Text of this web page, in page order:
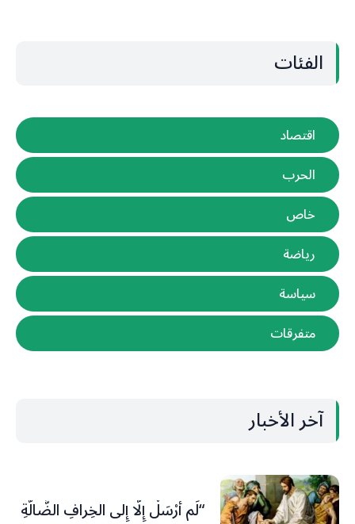
الفئات
اقتصاد
الحرب
خاص
رياضة
سياسة
متفرقات
آخر الأخبار
“لَم أُرْسَلْ إِلَّا إِلى الخِرافِ الضَّالَّةِ